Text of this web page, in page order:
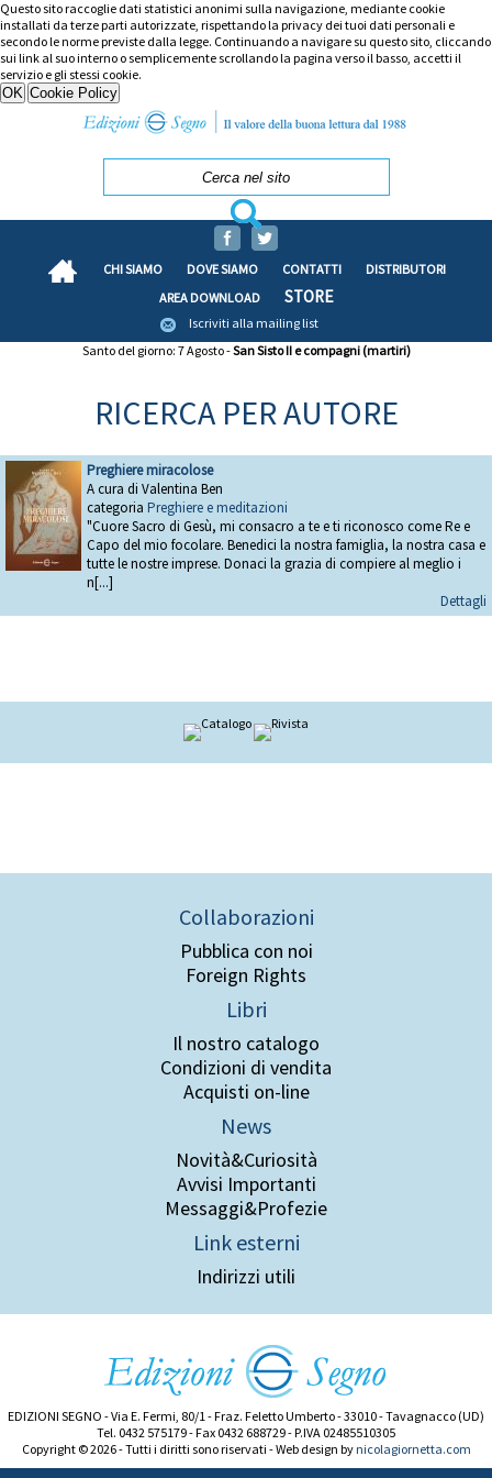
Questo sito raccoglie dati statistici anonimi sulla navigazione, mediante cookie
installati da terze parti autorizzate, rispettando la privacy dei tuoi dati personali e
secondo le norme previste dalla legge. Continuando a navigare su questo sito, cliccando
sui link al suo interno o semplicemente scrollando la pagina verso il basso, accetti il
servizio e gli stessi cookie.
CHI SIAMO DOVE SIAMO CONTATTI
DISTRIBUTORI
AREA DOWNLOAD
STORE
Iscriviti alla mailing list
Santo del giorno: 7 Agosto -San Sisto II e compagni (martiri)
RICERCA PER AUTORE
Preghiere miracolose
A cura di Valentina Ben
categoria Preghiere e meditazioni
"Cuore Sacro di Gesù, mi consacro a te e ti riconosco come Re e
Capo del mio focolare. Benedici la nostra famiglia, la nostra casa e
tutte le nostre imprese. Donaci la grazia di compiere al meglio i
n[...]
Dettagli
Collaborazioni
Pubblica con noi
Foreign Rights
Libri
Il nostro catalogo
Condizioni di vendita
Acquisti on-line
News
Novità&Curiosità
Avvisi Importanti
Messaggi&Profezie
Link esterni
Indirizzi utili
EDIZIONI SEGNO - Via E. Fermi, 80/1 - Fraz. Feletto Umberto - 33010 - Tavagnacco (UD)
Tel. 0432 575179 - Fax 0432 688729 - P.IVA 02485510305
Copyright © 2026 - Tutti i diritti sono riservati - Web design by nicolagiornetta.com